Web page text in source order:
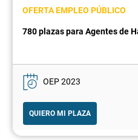
OFERTA EMPLEO PÚBLICO
780 plazas para Agentes de
OEP 2023
QUIERO MI PLAZA